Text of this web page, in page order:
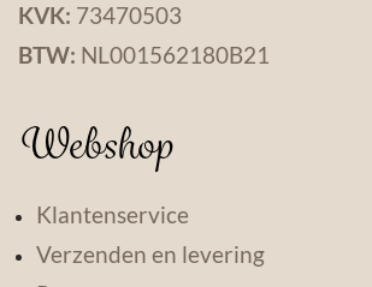
KVK: 73470503
BTW: NL001562180B21
Webshop
Klantenservice
Verzenden en levering